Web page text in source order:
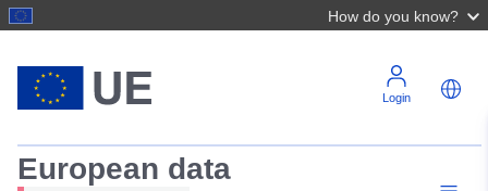
How do you know?
Login
European data